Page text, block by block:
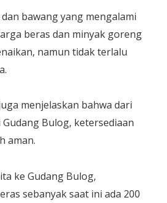
bawang yang mengalami
beras dan minyak goreng
namun tidak terlalu
menjelaskan bahwa dari
Bulog, ketersediaan
aman.
ke Gudang Bulog,
sebanyak saat ini ada 200